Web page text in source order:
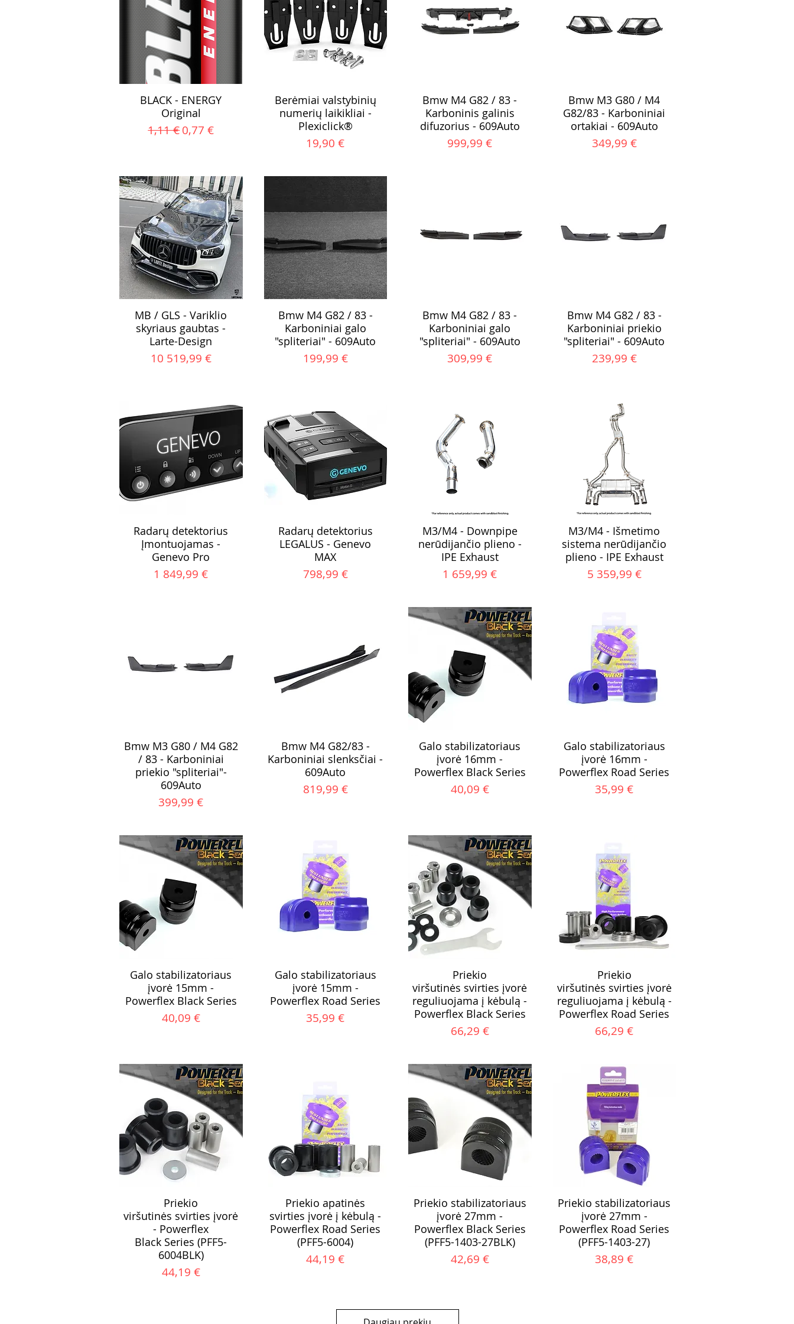
BLACK - ENERGY
Original
Įprastinė kaina
1,11 €Pardavimo kaina
0,77 €
Berėmiai valstybinių
numerių laikikliai -
Plexiclick®
Kaina
19,90 €
Bmw M4 G82 / 83 -
Karboninis galinis
difuzorius - 609Auto
Kaina
999,99 €
Bmw M3 G80 / M4
G82/83 - Karboniniai
ortakiai - 609Auto
Kaina
349,99 €
MB / GLS - Variklio
skyriaus gaubtas -
Larte-Design
Kaina
10 519,99 €
Bmw M4 G82 / 83 -
Karboniniai galo
"spliteriai" - 609Auto
Kaina
199,99 €
Bmw M4 G82 / 83 -
Karboniniai galo
"spliteriai" - 609Auto
Kaina
309,99 €
Bmw M4 G82 / 83 -
Karboniniai priekio
"spliteriai" - 609Auto
Kaina
239,99 €
Radarų detektorius
Įmontuojamas -
Genevo Pro
Kaina
1 849,99 €
Radarų detektorius
LEGALUS - Genevo
MAX
Kaina
798,99 €
M3/M4 - Downpipe
nerūdijančio plieno -
IPE Exhaust
Kaina
1 659,99 €
M3/M4 - Išmetimo
sistema nerūdijančio
plieno - IPE Exhaust
Kaina
5 359,99 €
Bmw M3 G80 / M4 G82
/ 83 - Karboniniai
priekio "spliteriai"-
609Auto
Kaina
399,99 €
Bmw M4 G82/83 -
Karboniniai slenksčiai -
609Auto
Kaina
819,99 €
Galo stabilizatoriaus
įvorė 16mm -
Powerflex Black Series
Kaina
40,09 €
Galo stabilizatoriaus
įvorė 16mm -
Powerflex Road Series
Kaina
35,99 €
Galo stabilizatoriaus
įvorė 15mm -
Powerflex Black Series
Kaina
40,09 €
Galo stabilizatoriaus
įvorė 15mm -
Powerflex Road Series
Kaina
35,99 €
Priekio
viršutinės svirties įvorė
reguliuojama į kėbulą -
Powerflex Black Series
Kaina
66,29 €
Priekio
viršutinės svirties įvorė
reguliuojama į kėbulą -
Powerflex Road Series
Kaina
66,29 €
Priekio
viršutinės svirties įvorė
- Powerflex
Black Series (PFF5-
6004BLK)
Kaina
44,19 €
Priekio apatinės
svirties įvorė į kėbulą -
Powerflex Road Series
(PFF5-6004)
Kaina
44,19 €
Priekio stabilizatoriaus
įvorė 27mm -
Powerflex Black Series
(PFF5-1403-27BLK)
Kaina
42,69 €
Priekio stabilizatoriaus
įvorė 27mm -
Powerflex Road Series
(PFF5-1403-27)
Kaina
38,89 €